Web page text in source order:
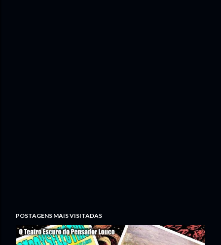
POSTAGENS MAIS VISITADAS